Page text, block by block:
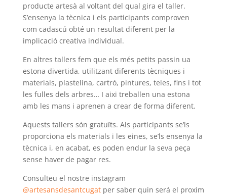
producte artesà al voltant del qual gira el taller.
S’ensenya la tècnica i els participants comproven
com cadascú obté un resultat diferent per la
implicació creativa individual.
En altres tallers fem que els més petits passin ua
estona divertida, utilitzant diferents tècniques i
materials, plastelina, cartró, pintures, teles, fins i tot
les fulles dels arbres… I aixi treballen una estona
amb les mans i aprenen a crear de forma diferent.
Aquests tallers són gratuïts. Als participants se’ls
proporciona els materials i les eines, se’ls ensenya la
tècnica i, en acabat, es poden endur la seva peça
sense haver de pagar res.
Consulteu el nostre instagram
@artesansdesantcugatper saber quin será el proxim